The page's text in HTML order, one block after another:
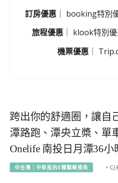
訂房優惠 ｜ booking特別
旅程優惠
klook特別
機票優惠
跨出你的舒適圈，讓自
潭路跑、潭央立槳、單
Onelife 南投日月潭36
中台灣｜中彰投的8種觀察視角 。CJ